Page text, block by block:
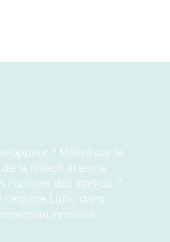
? Motivé par le
la fintech et envie
l'univers des start-up ?
l'équipe Lidix, dans
innovant.